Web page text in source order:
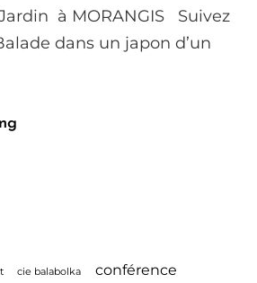
à MORANGIS Suivez
dans un japon d’un
cie balabolka conférence